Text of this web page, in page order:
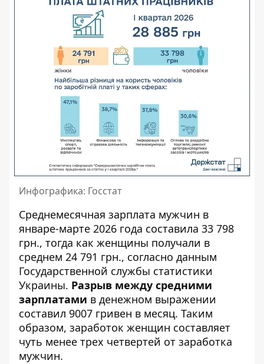
Инфографика: Госстат
Среднемесячная зарплата мужчин в
январе-марте 2026 года составила 33 798
грн., тогда как женщины получали в
среднем 24 791 грн., согласно данным
Государственной службы статистики
Украины. Разрыв между средними
зарплатами в денежном выражении
составил 9007 гривен в месяц. Таким
образом, заработок женщин составляет
чуть менее трех четвертей от заработка
мужчин.